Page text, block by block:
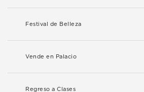
Festival de Belleza
Vende en Palacio
Regreso a Clases